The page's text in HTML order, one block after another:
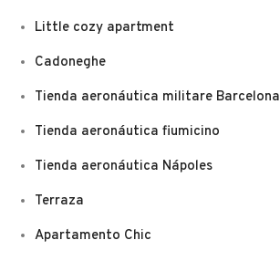
Little cozy apartment
Cadoneghe
Tienda aeronáutica militare Barcelona
Tienda aeronáutica fiumicino
Tienda aeronáutica Nápoles
Terraza
Apartamento Chic